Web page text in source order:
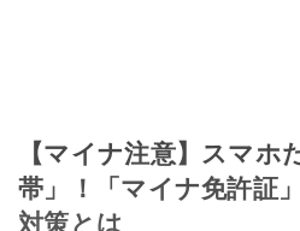
【マイナ注意】スマホ
帯」！「マイナ免許証
対策とは